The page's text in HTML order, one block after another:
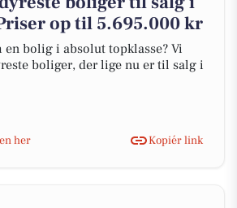
op til 5.695.000 kr
bolig i absolut topklasse? Vi
boliger, der lige nu er til salg i
her
Kopiér link